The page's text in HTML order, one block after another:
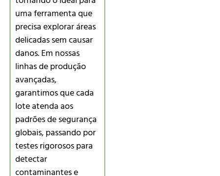
uma ferramenta que
precisa explorar áreas
delicadas sem causar
danos. Em nossas
linhas de produção
avançadas,
garantimos que cada
lote atenda aos
padrões de segurança
globais, passando por
testes rigorosos para
detectar
contaminantes e